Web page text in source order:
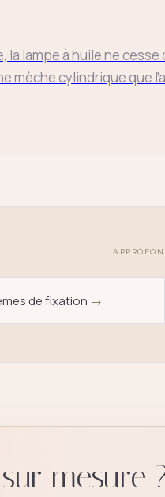
lampe à huile ne
mèche cylindrique que
de fixation →
mesure